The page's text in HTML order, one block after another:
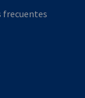
frecuentes